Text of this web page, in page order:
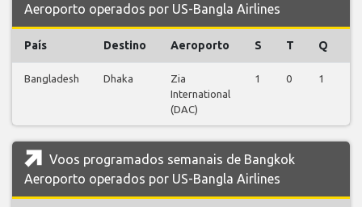
Aeroporto operados por US-Bangla Airlines
País Destino Aeroporto S T Q
Bangladesh Dhaka
Zia
International
(DAC)
1 0 1
Voos programados semanais de Bangkok
Aeroporto operados por US-Bangla Airlines